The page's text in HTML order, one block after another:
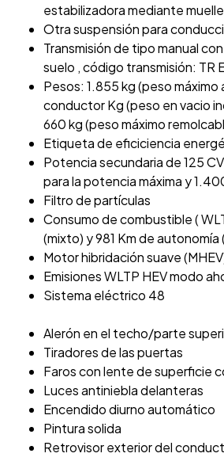
estabilizadora mediante
Otra suspensión para
Transmisión de tipo manual
suelo , código transmisión: TR
Pesos: 1.855 kg (peso
conductor Kg (peso en vacio
660 kg (peso máximo
Etiqueta de eficiciencia
Potencia secundaria de 125
para la potencia máxima y
Filtro de partículas
Consumo de combustible (
(mixto) y 981 Km de
Motor hibridación suave
Emisiones WLTP HEV modo
Sistema eléctrico 48
Alerón en el techo/parte
Tiradores de las puertas
Faros con lente de superficie
Luces antiniebla delanteras
Encendido diurno automático
Pintura solida
Retrovisor exterior del